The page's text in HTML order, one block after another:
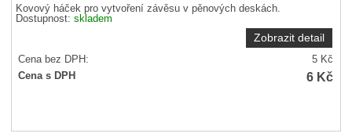
Kovový háček pro vytvoření závěsu v pěnových deskách.
Dostupnost:skladem
Zobrazit detail
Cena bez DPH: 5 Kč
Cena s DPH
6 Kč